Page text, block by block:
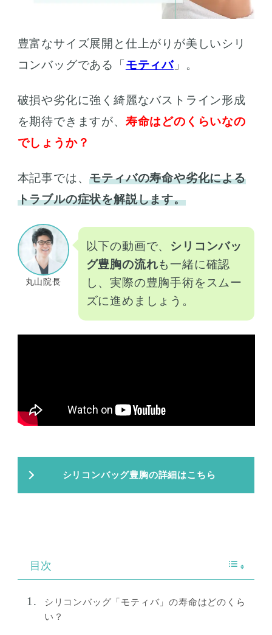
豊富なサイズ展開と仕上がりが美しいシリ
コンバッグである「 モティバ」。
破損や劣化に強く綺麗なバストライン形成
を期待できますが、 寿命はどのくらいなの
でしょうか？
本記事では、モティバの寿命や劣化による
トラブルの症状を解説します。
丸山院長
以下の動画で、 シリコンバッ
グ豊胸の流れも一緒に確認
し、実際の豊胸手術をスムー
ズに進めましょう。
シリコンバッグ豊胸の詳細はこちら
目次
シリコンバッグ「モティバ」の寿命はどのくら
い？